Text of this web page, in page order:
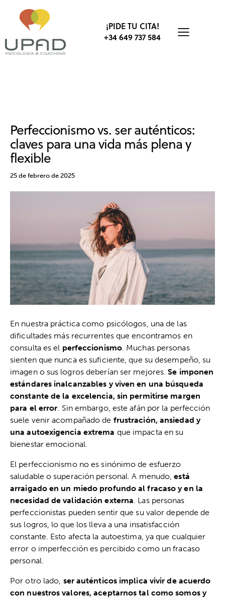
¡PIDE TU CITA!
+34 649 737 584
Perfeccionismo vs. ser auténticos:
claves para una vida más plena y
flexible
25 de febrero de 2025
En nuestra práctica como psicólogos, una de las
dificultades más recurrentes que encontramos en
consulta es el perfeccionismo. Muchas personas
sienten que nunca es suficiente, que su desempeño, su
imagen o sus logros deberían ser mejores.Se imponen
estándares inalcanzables y viven en una búsqueda
constante de la excelencia, sin permitirse margen
para el error . Sin embargo, este afán por la perfección
suele venir acompañado de frustración, ansiedad y
una autoexigencia extrema que impacta en su
bienestar emocional.
El perfeccionismo no es sinónimo de esfuerzo
saludable o superación personal. A menudo,está
arraigado en un miedo profundo al fracaso y en la
necesidad de validación externa . Las personas
perfeccionistas pueden sentir que su valor depende de
sus logros, lo que los lleva a una insatisfacción
constante. Esto afecta la autoestima, ya que cualquier
error o imperfección es percibido como un fracaso
personal.
Por otro lado, ser auténticos implica vivir de acuerdo
con nuestros valores, aceptarnos tal como somos y